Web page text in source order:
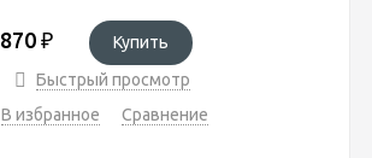
870 ₽
Купить
Быстрый просмотр
В избранное
Сравнение